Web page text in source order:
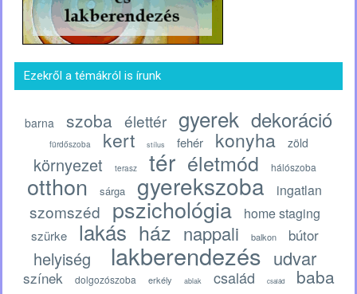
Ezekről a témákról is írunk
barna szoba élettér gyerek dekoráció
fürdőszoba kert stílus fehér konyha zöld
környezet terasz tér életmód hálószoba
otthon sárga gyerekszoba ingatlan
szomszéd pszichológia home staging
szürke lakás ház nappali balkon bútor
helyiség lakberendezés udvar
színek dolgozószoba erkély ablak család család baba